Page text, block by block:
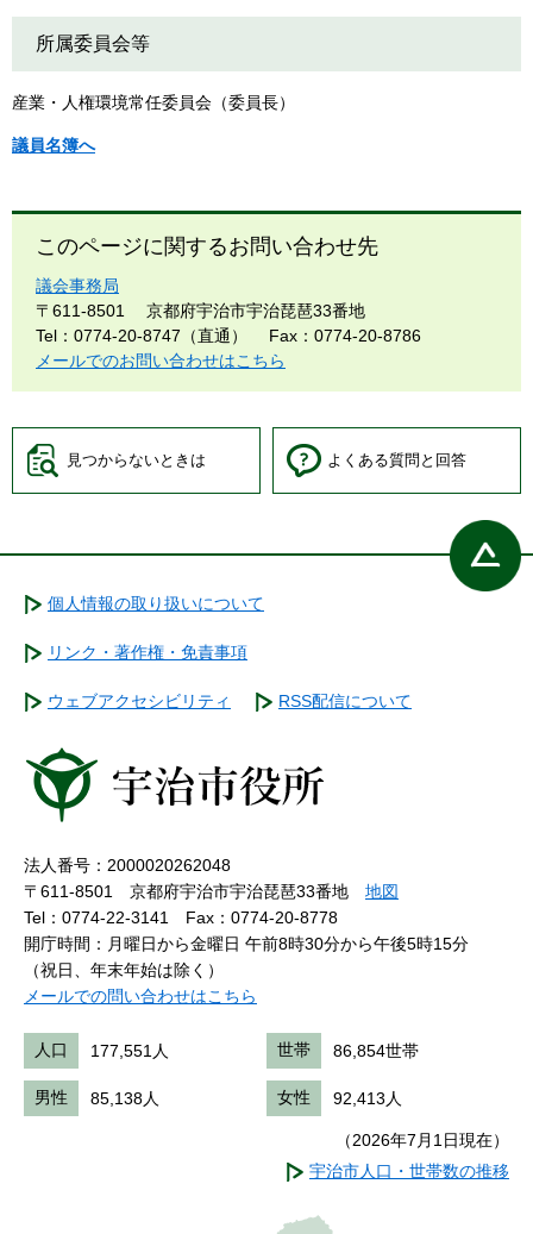
所属委員会等
産業・人権環境常任委員会（委員長）
議員名簿へ
このページに関するお問い合わせ先
議会事務局
〒611-8501
京都府宇治市宇治琵琶33番地
Tel：0774-20-8747（直通）
Fax：0774-20-8786
メールでのお問い合わせはこちら
見つからないときは よくある質問と回答
個人情報の取り扱いについて
リンク・著作権・免責事項
ウェブアクセシビリティ RSS配信について
法人番号：2000020262048
〒611-8501 京都府宇治市宇治琵琶33番地 地図
Tel：0774-22-3141
Fax：0774-20-8778
開庁時間：月曜日から金曜日 午前8時30分から午後5時15分
（祝日、年末年始は除く）
メールでの問い合わせはこちら
人口 177,551人 世帯 86,854世帯
男性 85,138人 女性 92,413人
（2026年7月1日現在）
宇治市人口・世帯数の推移